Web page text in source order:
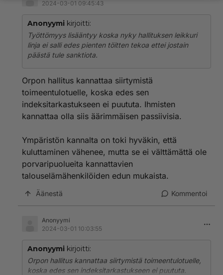
2024-03-01 09:45:43
Anonyymi kirjoitti:
Työttömyys lisääntyy koska nyky hallituksen leikkuri
linja ei salli edes pienten töitten tekoa ettei jostain
päästä tule sanktiota.
Orpon hallitus kannattaa siirtymistä
toimeentulotuelle, koska edes sen
indeksitarkastukseen ei puututa. Ihmisten
kannattaa olla siis äärimmäisen passiivisia.
Ympäristön kannalta on toki hyväkin, että
kuluttaminen vähenee, mutta se ei välttämättä ole
porvaripuolueita kannattavien
talouselämähenkilöiden edun mukaista.
Äänestä Kommentoi
Anonyymi
2024-03-01 10:03:55
Anonyymi kirjoitti:
Orpon hallitus kannattaa siirtymistä toimeentulotuelle,
koska edes sen indeksitarkastukseen ei puututa.